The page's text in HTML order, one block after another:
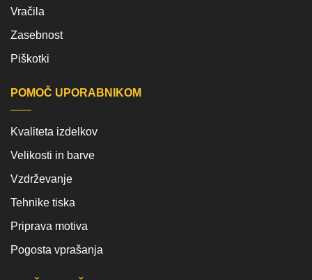
Vračila
Zasebnost
Piškotki
POMOČ UPORABNIKOM
Kvaliteta izdelkov
Velikosti in barve
Vzdrževanje
Tehnike tiska
Priprava motiva
Pogosta vprašanja